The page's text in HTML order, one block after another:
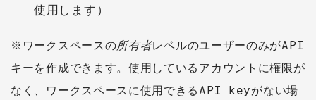
使用します）
※ワークスペースの所有者レベルのユーザーのみがAPI
キーを作成できます。使用しているアカウントに権限が
なく、ワークスペースに使用できるAPI keyがない場